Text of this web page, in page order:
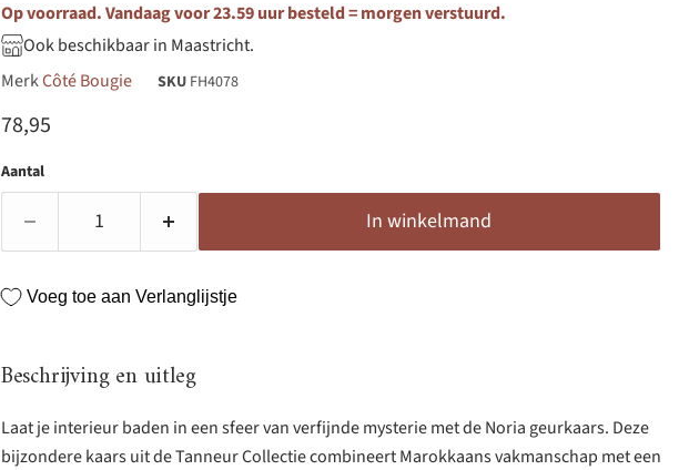
Op voorraad. Vandaag voor 23.59 uur besteld = morgen verstuurd.
Ook beschikbaar in Maastricht.
MerkCôté Bougie SKU FH4078
Huidige prijs
78,95
Aantal
In winkelmand
Voeg toe aan Verlanglijstje
Beschrijving en uitleg
Laat je interieur baden in een sfeer van verfijnde mysterie met de Noria geurkaars. Deze
bijzondere kaars uit de Tanneur Collectie combineert Marokkaans vakmanschap met een